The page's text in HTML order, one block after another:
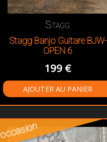
Stagg
Stagg Banjo Guitare BJW-
OPEN 6
199 €
occasion